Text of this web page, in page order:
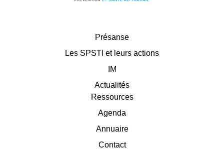
Présanse
Les SPSTI et leurs actions
IM
Actualités
Ressources
Agenda
Annuaire
Contact